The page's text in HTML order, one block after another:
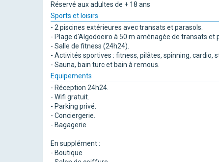
Réservé aux adultes de + 18 ans
Sports et loisirs
- 2 piscines extérieures avec transats et parasols.
- Plage d'Algodoeiro à 50 m aménagée de transats et
- Salle de fitness (24h24).
- Activités sportives : fitness, pilâtes, spinning, cardio,
- Sauna, bain turc et bain à remous.
Equipements
- Réception 24h24.
- Wifi gratuit.
- Parking privé.
- Conciergerie.
- Bagagerie.
En supplément :
- Boutique